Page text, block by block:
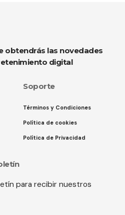
digital
Soporte
Términos y Condiciones
Política de cookies
Política de Privacidad
para recibir nuestros